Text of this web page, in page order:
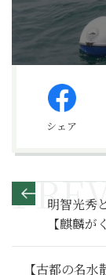
シェア
明智光秀
【麒麟が
【古都の名